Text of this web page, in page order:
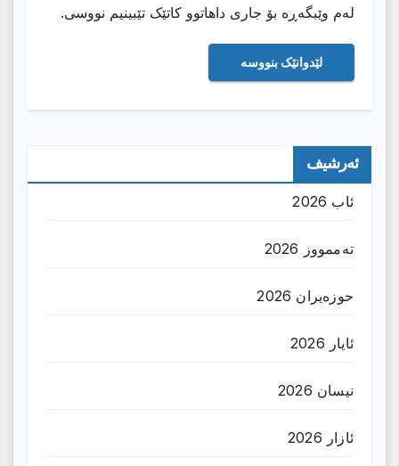
لەم وێبگەڕە بۆ جاری داهاتوو کاتێک تێبینیم نووسی.
ئەرشیف
ئاب 2026
تەممووز 2026
حوزه‌یران 2026
ئایار 2026
نیسان 2026
ئازار 2026